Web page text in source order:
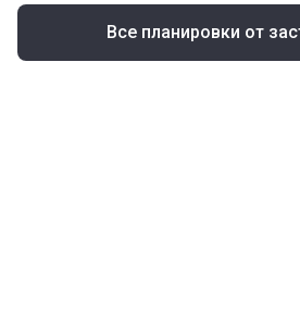
Все планировки от